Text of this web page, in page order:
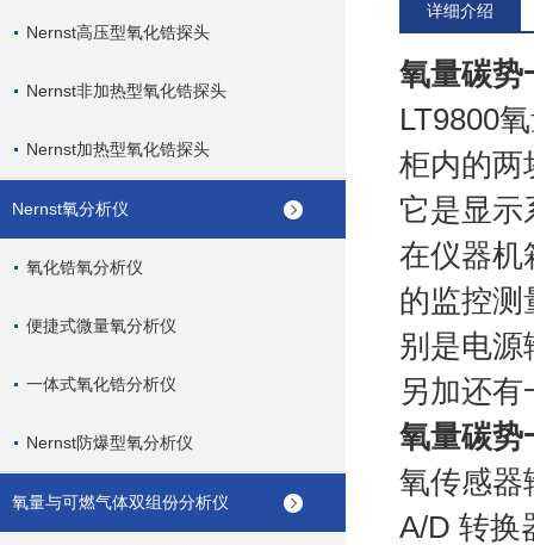
Nernst高压型氧化锆探头
Nernst非加热型氧化锆探头
Nernst加热型氧化锆探头
Nernst氧分析仪
氧化锆氧分析仪
便捷式微量氧分析仪
一体式氧化锆分析仪
Nernst防爆型氧分析仪
氧量与可燃气体双组份分析仪
详细介绍
氧量碳势
LT9800
柜内的两
它是显示
在仪器机
的监控测
别是电源
另加还
氧量碳势
氧传感器
A/D 转换